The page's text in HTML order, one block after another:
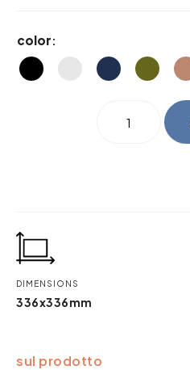
color:
DIMENSIONS
336x336mm
sul prodotto